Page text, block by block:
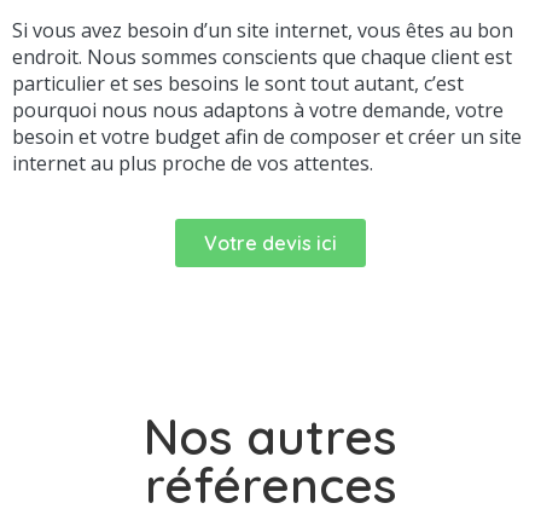
Si vous avez besoin d’un site internet, vous êtes au bon
endroit. Nous sommes conscients que chaque client est
particulier et ses besoins le sont tout autant, c’est
pourquoi nous nous adaptons à votre demande, votre
besoin et votre budget afin de composer et créer un site
internet au plus proche de vos attentes.
Votre devis ici
Nos autres
références